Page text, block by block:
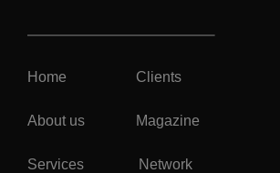
Home Clients
About us Magazine
Services Network